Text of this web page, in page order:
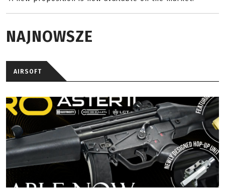
NAJNOWSZE
AIRSOFT